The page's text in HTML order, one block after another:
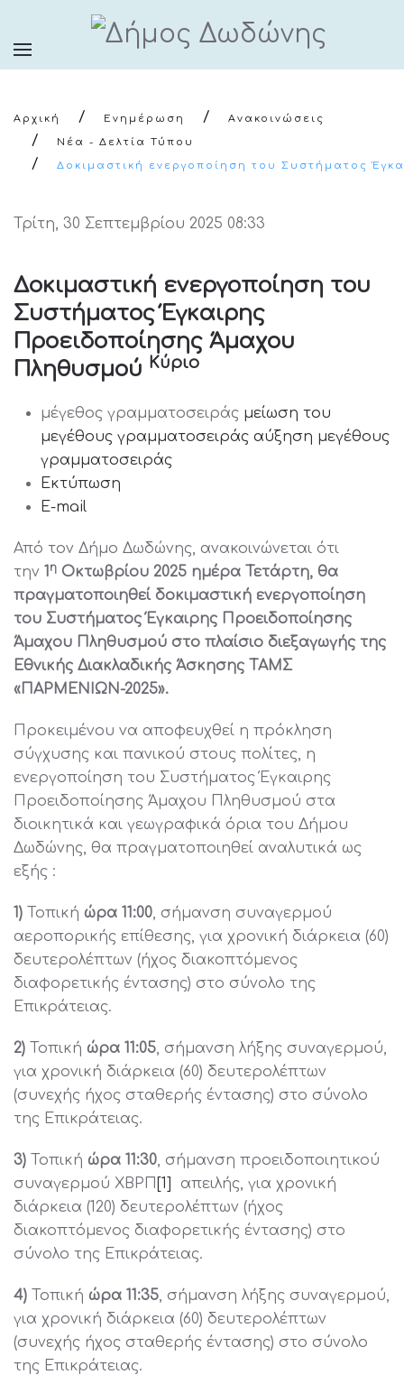
Αρχική Ενημέρωση
Ανακοινώσεις
Νέα - Δελτία Τύπου
Δοκιμαστική ενεργοποίηση του Συστήματος
Τρίτη, 30 Σεπτεμβρίου 2025 08:33
Δοκιμαστική ενεργοποίηση του
Συστήματος Έγκαιρης
Προειδοποίησης Άμαχου
Πληθυσμού Κύριο
μέγεθος γραμματοσειράς μείωση του
μεγέθους γραμματοσειράς αύξηση μεγέθους
γραμματοσειράς
Εκτύπωση
E-mail
Από τον Δήμο Δωδώνης, ανακοινώνεται ότι
την 1η Οκτωβρίου 2025 ημέρα Τετάρτη, θα
πραγματοποιηθεί δοκιμαστική ενεργοποίηση
του Συστήματος Έγκαιρης Προειδοποίησης
Άμαχου Πληθυσμού στο πλαίσιο διεξαγωγής της
Εθνικής Διακλαδικής Άσκησης ΤΑΜΣ
«ΠΑΡΜΕΝΙΩΝ-2025».
Προκειμένου να αποφευχθεί η πρόκληση
σύγχυσης και πανικού στους πολίτες, η
ενεργοποίηση του Συστήματος Έγκαιρης
Προειδοποίησης Άμαχου Πληθυσμού στα
διοικητικά και γεωγραφικά όρια του Δήμου
Δωδώνης, θα πραγματοποιηθεί αναλυτικά ως
εξής :
1) Τοπική ώρα 11:00, σήμανση συναγερμού
αεροπορικής επίθεσης, για χρονική διάρκεια (60)
δευτερολέπτων (ήχος διακοπτόμενος
διαφορετικής έντασης) στο σύνολο της
Επικράτειας.
2) Τοπική ώρα 11:05, σήμανση λήξης συναγερμού,
για χρονική διάρκεια (60) δευτερολέπτων
(συνεχής ήχος σταθερής έντασης) στο σύνολο
της Επικράτειας.
3) Τοπική ώρα 11:30, σήμανση προειδοποιητικού
συναγερμού ΧΒΡΠ [1]
απειλής, για χρονική
διάρκεια (120) δευτερολέπτων (ήχος
διακοπτόμενος διαφορετικής έντασης) στο
σύνολο της Επικράτειας.
4) Τοπική ώρα 11:35, σήμανση λήξης συναγερμού,
για χρονική διάρκεια (60) δευτερολέπτων
(συνεχής ήχος σταθερής έντασης) στο σύνολο
της Επικράτειας.